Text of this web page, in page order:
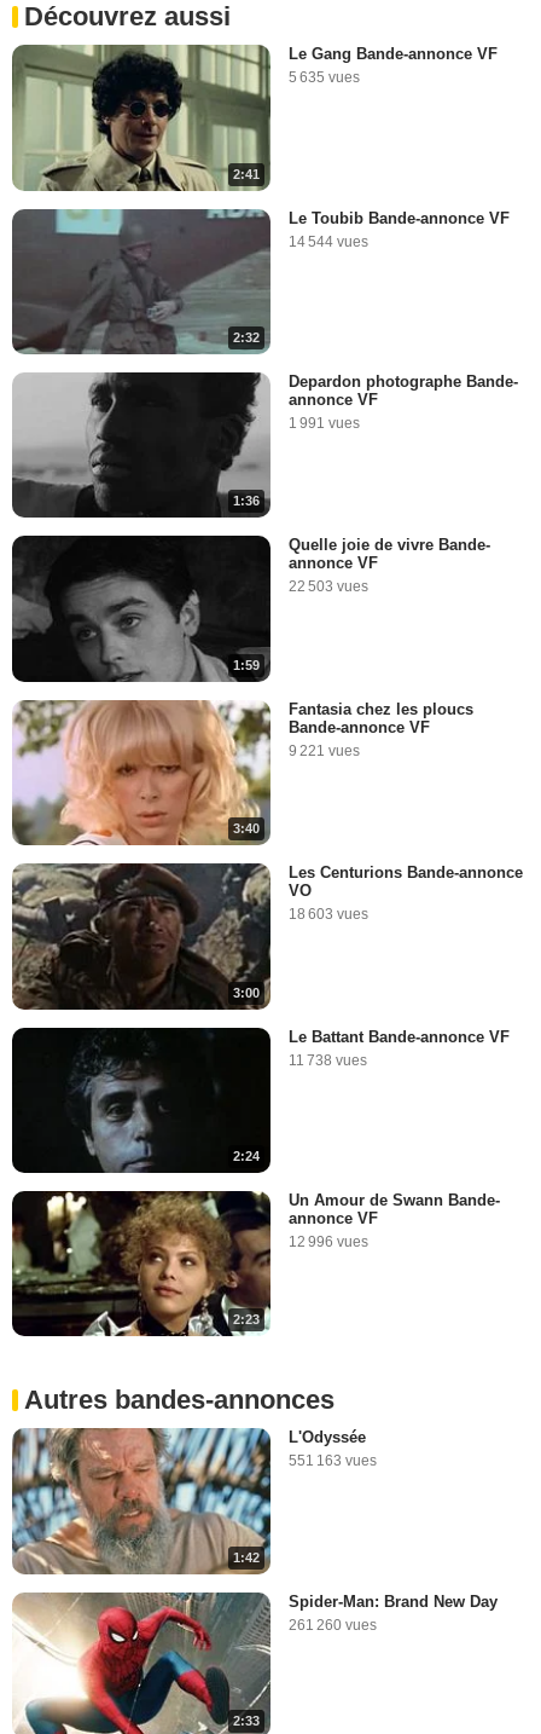
Découvrez aussi
2:41
Le Gang Bande-annonce VF
5 635 vues
2:32
Le Toubib Bande-annonce VF
14 544 vues
1:36
Depardon photographe Bande-
annonce VF
1 991 vues
1:59
Quelle joie de vivre Bande-
annonce VF
22 503 vues
3:40
Fantasia chez les ploucs
Bande-annonce VF
9 221 vues
3:00
Les Centurions Bande-annonce
VO
18 603 vues
2:24
Le Battant Bande-annonce VF
11 738 vues
2:23
Un Amour de Swann Bande-
annonce VF
12 996 vues
Autres bandes-annonces
1:42
L'Odyssée
551 163 vues
2:33
Spider-Man: Brand New Day
261 260 vues